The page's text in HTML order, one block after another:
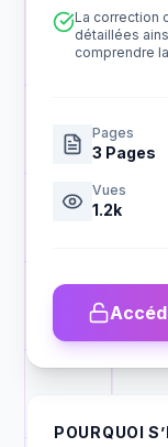
La correction
détaillées
comprendre
Pages
3 Pages
Vues
1.2k
POURQUOI